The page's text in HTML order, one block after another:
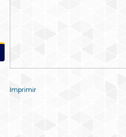
Imprimir